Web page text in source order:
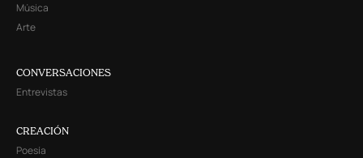
Música
Arte
CONVERSACIONES
Entrevistas
CREACIÓN
Poesía